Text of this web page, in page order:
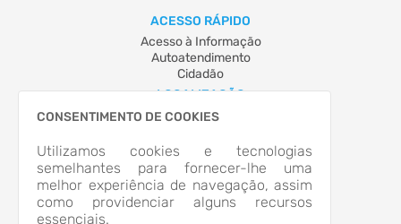
CONSENTIMENTO DE COOKIES
Utilizamos cookies e tecnologias
semelhantes para fornecer-lhe uma
melhor experiência de navegação, assim
como providenciar alguns recursos
essenciais.
ACESSO RÁPIDO
Acesso à Informação
Autoatendimento
Cidadão
LOCALIZAÇÃO
Rua GOV. PARIGOT DE SOUZA, Nº 129, Centro
CEP: 85.990-000
Abrir no Mapa
CONTATOS
(44) 3645-1782